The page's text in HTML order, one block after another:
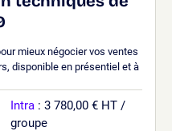
mieux négocier vos ventes
disponible en présentiel et à
Intra : 3 780,00 € HT /
groupe